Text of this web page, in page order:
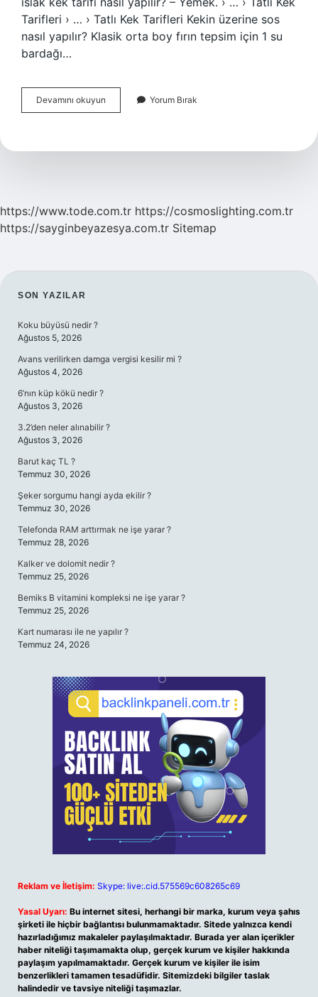
Tarifleri › … › Tatlı Kek Tarifleri Kekin üzerine sos
nasıl yapılır? Klasik orta boy fırın tepsim için 1 su
bardağı…
Devamını okuyun
Üzerine
Nasıl
Yorum Bırak
https://www.tode.com.tr https://cosmoslighting.com.tr
https://sayginbeyazesya.com.tr Sitemap
SIDEBAR
SON YAZILAR
Koku büyüsü nedir ?
Ağustos 5, 2026
Avans verilirken damga vergisi kesilir mi ?
Ağustos 4, 2026
6’nın küp kökü nedir ?
Ağustos 3, 2026
3.2’den neler alınabilir ?
Ağustos 3, 2026
Barut kaç TL ?
Temmuz 30, 2026
Şeker sorgumu hangi ayda ekilir ?
Temmuz 30, 2026
Telefonda RAM arttırmak ne işe yarar ?
Temmuz 28, 2026
Kalker ve dolomit nedir ?
Temmuz 25, 2026
Bemiks B vitamini kompleksi ne işe yarar ?
Temmuz 25, 2026
Kart numarası ile ne yapılır ?
Temmuz 24, 2026
Reklam ve İletişim: Skype: live:.cid.575569c608265c69
Yasal Uyarı: Bu internet sitesi, herhangi bir marka, kurum veya şahıs
şirketi ile hiçbir bağlantısı bulunmamaktadır. Sitede yalnızca kendi
hazırladığımız makaleler paylaşılmaktadır. Burada yer alan içerikler
haber niteliği taşımamakta olup, gerçek kurum ve kişiler hakkında
paylaşım yapılmamaktadır. Gerçek kurum ve kişiler ile isim
benzerlikleri tamamen tesadüfidir. Sitemizdeki bilgiler taslak
halindedir ve tavsiye niteliği taşımazlar.